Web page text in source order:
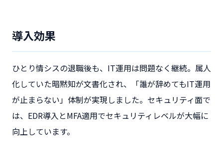
導入効果
ひとり情シスの退職後も、IT運用は問題なく継続。属人
化していた暗黙知が文書化され、「誰が辞めてもIT運用
が止まらない」体制が実現しました。セキュリティ面で
は、EDR導入とMFA適用でセキュリティレベルが大幅に
向上しています。